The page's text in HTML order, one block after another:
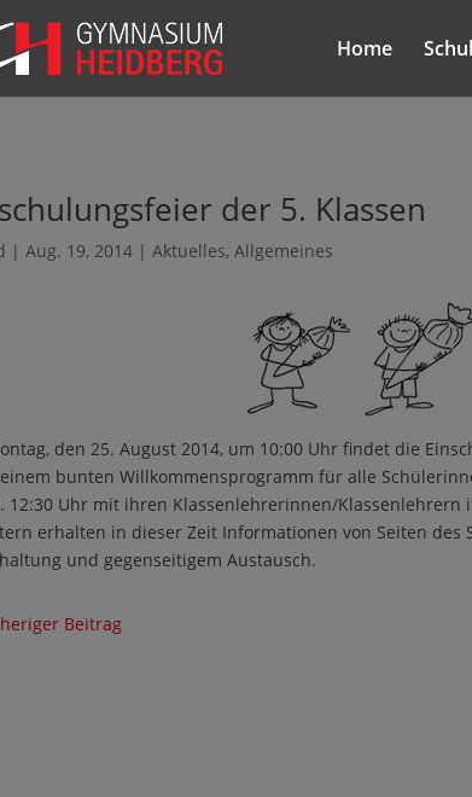
Home
der 5. Klassen
| Aug. 19, 2014 | Aktuelles, Allgemeines
den 25. August 2014, um 10:00 Uhr findet die
bunten Willkommensprogramm für alle
12:30 Uhr mit ihren Klassenlehrerinnen/
erhalten in dieser Zeit Informationen von Seiten
und gegenseitigem Austausch.
Beitrag